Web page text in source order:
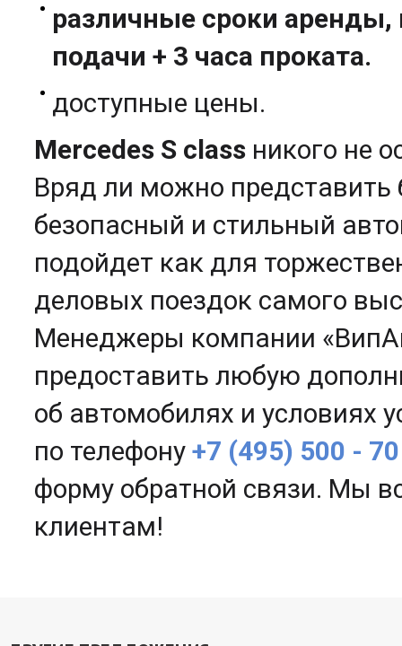
различные сроки
подачи + 3 часа проката.
доступные цены.
Mercedes S class никого не
Вряд ли можно представить
безопасный и стильный
подойдет как для
деловых поездок самого
Менеджеры компании
предоставить любую
об автомобилях и условиях
по телефону +7 (495) 500 -
форму обратной связи. Мы
клиентам!